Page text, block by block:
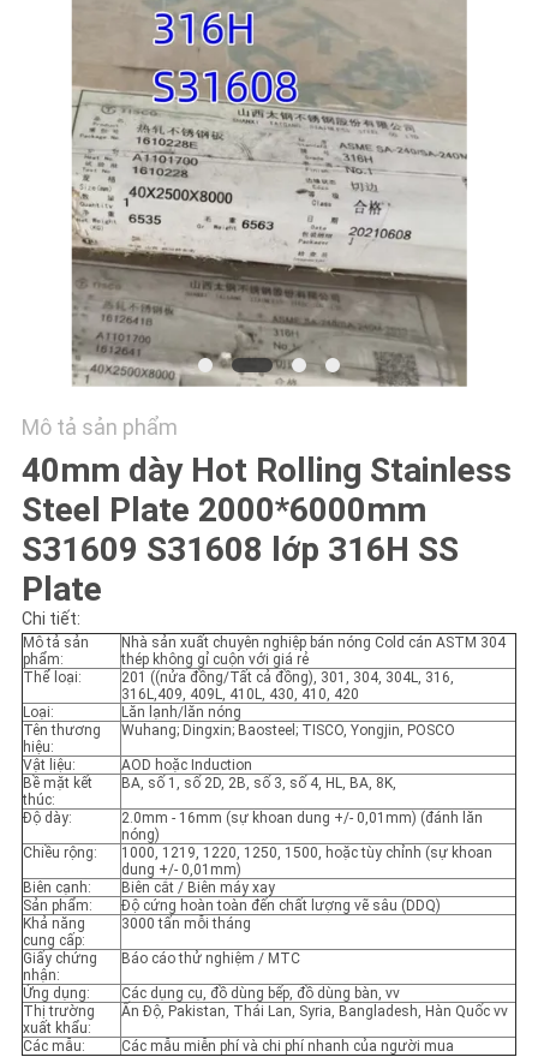
TRƯỜNG
COMPANY
NEWS
SƠ
ĐỒ
TRANG
WEB
PRIVACY
POLICY
Mô tả sản phẩm
40mm dày Hot Rolling Stainless
Steel Plate 2000*6000mm
S31609 S31608 lớp 316H SS
Plate
Chi tiết:
Mô tả sản
phẩm:
Nhà sản xuất chuyên nghiệp bán nóng Cold cán ASTM 304
thép không gỉ cuộn với giá rẻ
Thể loại:
201 ((nửa đồng/Tất cả đồng), 301, 304, 304L, 316,
316L,409, 409L, 410L, 430, 410, 420
Loại:
Lăn lạnh/lăn nóng
Tên thương
hiệu:
Wuhang; Dingxin; Baosteel; TISCO, Yongjin, POSCO
Vật liệu:
AOD hoặc Induction
Bề mặt kết
thúc:
BA, số 1, số 2D, 2B, số 3, số 4, HL, BA, 8K,
Độ dày:
2.0mm - 16mm (sự khoan dung +/- 0,01mm) (đánh lăn
nóng)
Chiều rộng:
1000, 1219, 1220, 1250, 1500, hoặc tùy chỉnh (sự khoan
dung +/- 0,01mm)
Biên cạnh:
Biên cắt / Biên máy xay
Sản phẩm:
Độ cứng hoàn toàn đến chất lượng vẽ sâu (DDQ)
Khả năng
cung cấp:
3000 tấn mỗi tháng
Giấy chứng
nhận:
Báo cáo thử nghiệm / MTC
Ứng dụng:
Các dụng cụ, đồ dùng bếp, đồ dùng bàn, vv
Thị trường
xuất khẩu:
Ấn Độ, Pakistan, Thái Lan, Syria, Bangladesh, Hàn Quốc vv
Các mẫu: Các mẫu miễn phí và chi phí nhanh của người mua